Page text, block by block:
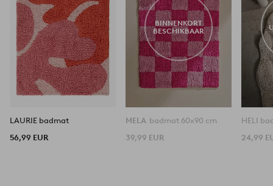
LAURIE badmat
56,99 EUR
BINNENKORT
BESCHIKBAAR
MELA badmat 60x90 cm
39,99 EUR
HELI
24,99